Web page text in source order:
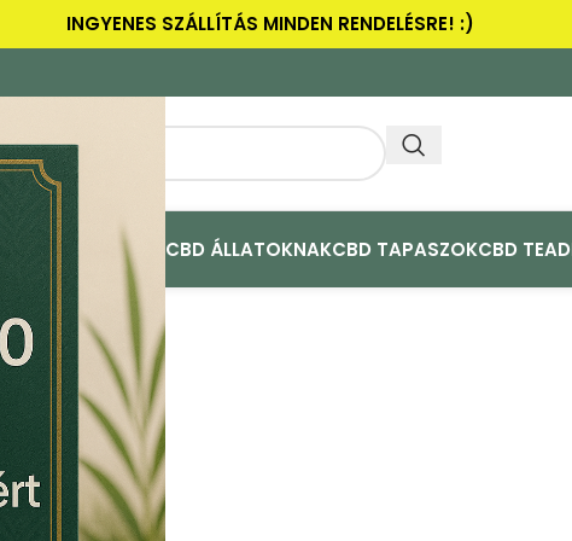
INGYENES SZÁLLÍTÁS MINDEN RENDELÉSRE! :)
CBD ACTIVE+ CBD ÁLLATOKNAKCBD TAPASZOKCBD TEA